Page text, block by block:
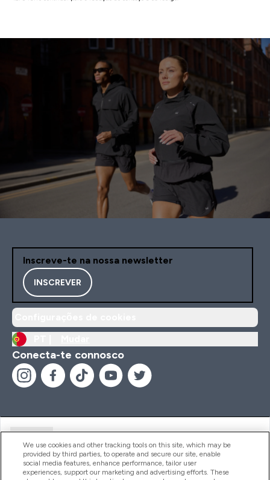
Inscreve-te na nossa newsletter
INSCREVER
Conecta-te connosco
Produtos
We use cookies and other tracking tools on this site, which may be
provided by third parties, to operate and secure our site, enable
social media features, enhance performance, tailor user
experiences, support our marketing and advertising efforts. These